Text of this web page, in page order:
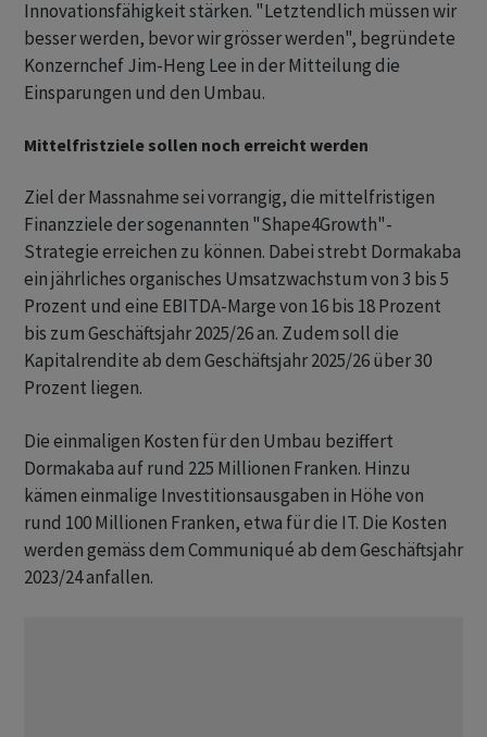
Innovationsfähigkeit stärken. "Letztendlich müssen wir
besser werden, bevor wir grösser werden", begründete
Konzernchef Jim-Heng Lee in der Mitteilung die
Einsparungen und den Umbau.
Mittelfristziele sollen noch erreicht werden
Ziel der Massnahme sei vorrangig, die mittelfristigen
Finanzziele der sogenannten "Shape4Growth"-
Strategie erreichen zu können. Dabei strebt Dormakaba
ein jährliches organisches Umsatzwachstum von 3 bis 5
Prozent und eine EBITDA-Marge von 16 bis 18 Prozent
bis zum Geschäftsjahr 2025/26 an. Zudem soll die
Kapitalrendite ab dem Geschäftsjahr 2025/26 über 30
Prozent liegen.
Die einmaligen Kosten für den Umbau beziffert
Dormakaba auf rund 225 Millionen Franken. Hinzu
kämen einmalige Investitionsausgaben in Höhe von
rund 100 Millionen Franken, etwa für die IT. Die Kosten
werden gemäss dem Communiqué ab dem Geschäftsjahr
2023/24 anfallen.